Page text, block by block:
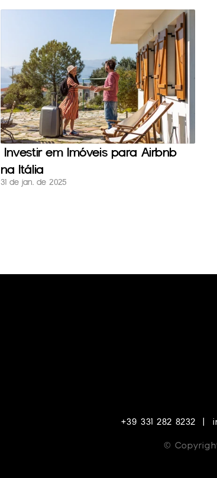
na Itália
31 de jan. de 2025
+39 331 282 8232  |
©